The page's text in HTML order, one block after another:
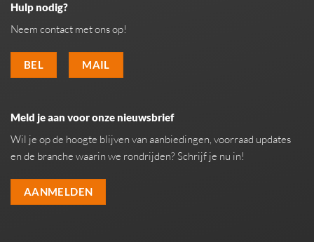
Hulp nodig?
Neem contact met ons op!
BEL MAIL
Meld je aan voor onze nieuwsbrief
Wil je op de hoogte blijven van aanbiedingen, voorraad updates
en de branche waarin we rondrijden? Schrijf je nu in!
AANMELDEN